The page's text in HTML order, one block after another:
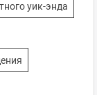
уик-энда